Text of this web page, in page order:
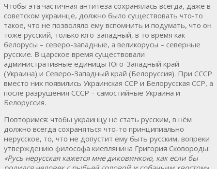
Чтобы эта частичная антитеза сохранялась всегда, даже в
советском украинце, должно было существовать что-то
такое, что не позволяло ему вспомнить и подумать, что он
тоже русский, только юго-западный, в то время как
белорусы – северо-западные, а великорусы – северные
русские. В царское время существовали
административные единицы Юго-Западный край
(Украина) и Северо-Западный край (Белоруссия). При СССР
вместо них появились Украинская ССР и Белорусская ССР, а
после разрушения СССР – самостийные Украина и
Белоруссия.
Повторимся: чтобы украинцу не стать русским, в нём
должно всегда сохраняться что-то принципиально
нерусское, то, что не допустит ему быть русским, вопреки
утверждению философа киевлянина Григория Сковороды:
«Русь нерусская кажется мне диковинкою, как если бы